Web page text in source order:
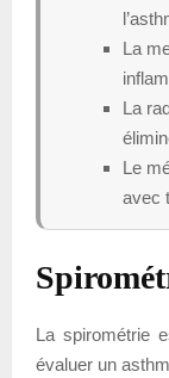
La
La
Le
avec
La spirométrie
évaluer un